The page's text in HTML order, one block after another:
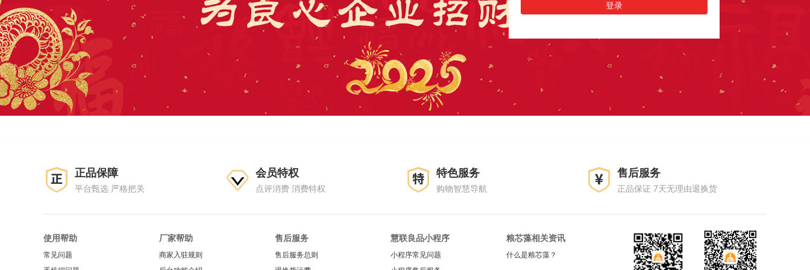
正品保障
平台甄选 严格把关
会员特权
点评消费 消费特权
特色服务
购物智慧导航
售后服务
正品保证 7天无理由退换货
使用帮助
常见问题
厂家帮助
商家入驻规则
售后服务
售后服务总则
慧联良品小程序
小程序常见问题
粮芯藻相关资讯
什么是粮芯藻？